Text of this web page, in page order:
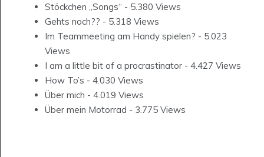
Stöckchen „Songs“ - 5.380 Views
Gehts noch?? - 5.318 Views
Im Teammeeting am Handy spielen? - 5.023
Views
I am a little bit of a procrastinator - 4.427 Views
How To’s - 4.030 Views
Über mich - 4.019 Views
Über mein Motorrad - 3.775 Views